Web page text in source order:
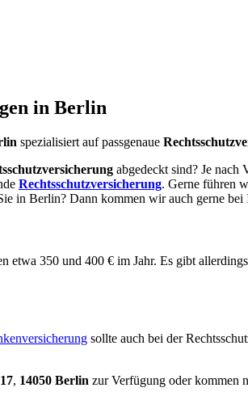
in Berlin
spezialisiert auf passgenaue
abgedeckt sind? Je nach
Rechtsschutzversicherung. Gerne führen
in Berlin? Dann kommen wir auch gerne
etwa 350 und 400 € im Jahr. Es gibt
sollte auch bei der
, 14050 Berlin zur Verfügung oder kommen